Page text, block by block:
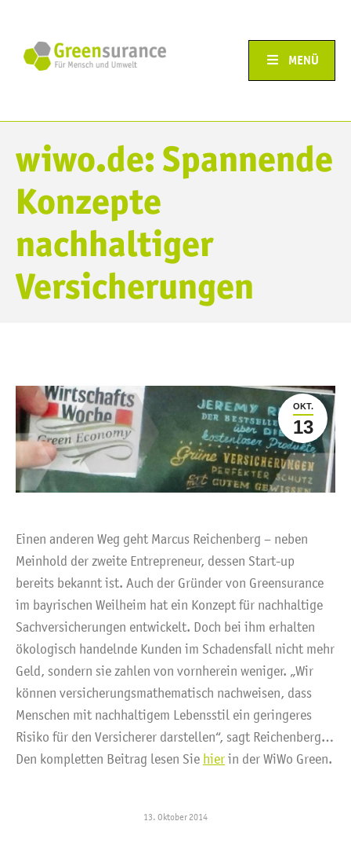
MENÜ
wiwo.de: Spannende
Konzepte
nachhaltiger
Versicherungen
OKT.
13
Einen anderen Weg geht Marcus Reichenberg – neben
Meinhold der zweite Entrepreneur, dessen Start-up
bereits bekannt ist. Auch der Gründer von Greensurance
im bayrischen Weilheim hat ein Konzept für nachhaltige
Sachversicherungen entwickelt. Doch bei ihm erhalten
ökologisch handelnde Kunden im Schadensfall nicht mehr
Geld, sondern sie zahlen von vornherein weniger. „Wir
können versicherungsmathematisch nachweisen, dass
Menschen mit nachhaltigem Lebensstil ein geringeres
Risiko für den Versicherer darstellen“, sagt Reichenberg…
Den kompletten Beitrag lesen Sie hier in der WiWo Green.
13. Oktober 2014